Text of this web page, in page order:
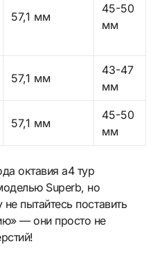
57,1 мм
45-50
мм
57,1 мм
43-47
мм
57,1 мм
45-50
мм
октавия а4 тур
Superb, но
пытайтесь поставить
— они просто не